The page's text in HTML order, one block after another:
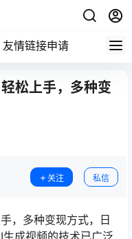
友情链接申请
松上手，多种变
关注 私信
，多种变现方式，日
成视频的技术已广泛